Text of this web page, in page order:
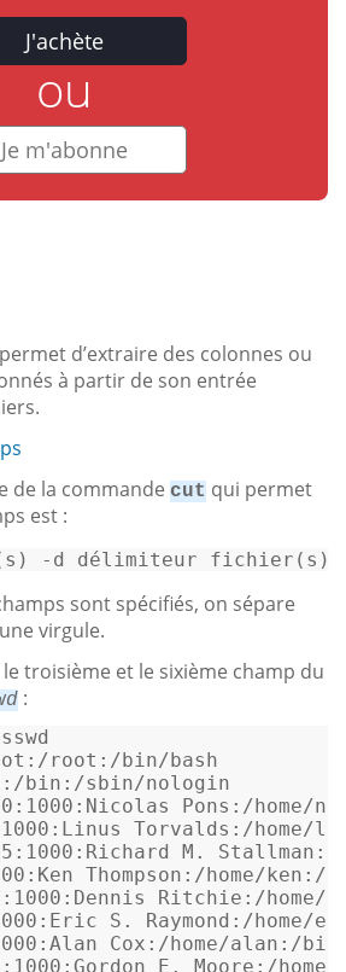
J'achète
ou
Je m'abonne
permet d’extraire des colonnes ou
à partir de son entrée
de la commande cut qui permet
est :
-d délimiteur fichier (s)
sont spécifiés, on sépare
virgule.
troisième et le sixième champ du
:
:/root :/bin/bash
:/bin :/sbin/nologin
: 1000 :Nicolas Pons :/home/
1000 :Linus Torvalds :/home/
: 1000 :Richard M. Stallman :/
:Ken Thompson :/home/ken :/
: 1000 :Dennis Ritchie :/home/
:Eric S. Raymond :/home/
:Alan Cox :/home/alan :/bin/
: 1000 :Gordon E. Moore :/home/